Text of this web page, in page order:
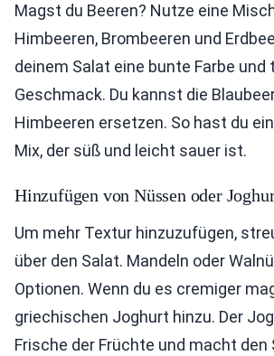
Magst du Beeren? Nutze eine
Himbeeren, Brombeeren und
deinem Salat eine bunte Farbe und
Geschmack. Du kannst die
Himbeeren ersetzen. So hast du
Mix, der süß und leicht sauer ist.
Hinzufügen von Nüssen oder
Um mehr Textur hinzuzufügen,
über den Salat. Mandeln oder
Optionen. Wenn du es cremiger
griechischen Joghurt hinzu. Der
Frische der Früchte und macht den